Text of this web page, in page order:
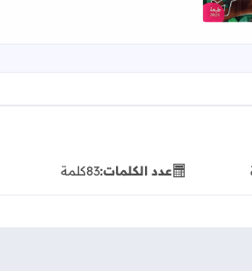
عدد الكلمات:83كلمة